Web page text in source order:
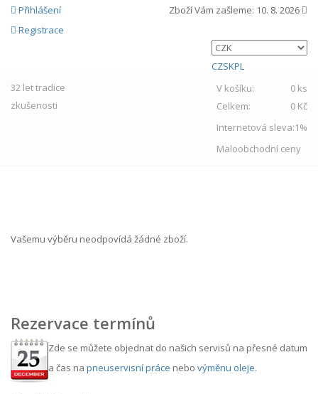
Přihlášení
Registrace
Zboží Vám zašleme: 10. 8. 2026
CZSKPL
32 lettradice
zkušenosti
V košíku:
0 ks
Celkem:
0 Kč
Internetová sleva:1%
Maloobchodní ceny
Vašemu výběru neodpovídá žádné zboží.
Rezervace termínů
Zde se můžete objednat do našich servisů na přesné datum
a čas na pneuservisní práce nebo výměnu oleje.